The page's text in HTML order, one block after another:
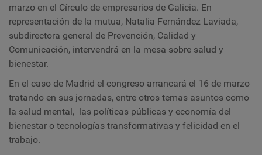
marzo en el Círculo de empresarios de Galicia. En
representación de la mutua, Natalia Fernández Laviada,
subdirectora general de Prevención, Calidad y
Comunicación, intervendrá en la mesa sobre salud y
bienestar.
En el caso de Madrid el congreso arrancará el 16 de marzo
tratando en sus jornadas, entre otros temas asuntos como
la salud mental, las políticas públicas y economía del
bienestar o tecnologías transformativas y felicidad en el
trabajo.